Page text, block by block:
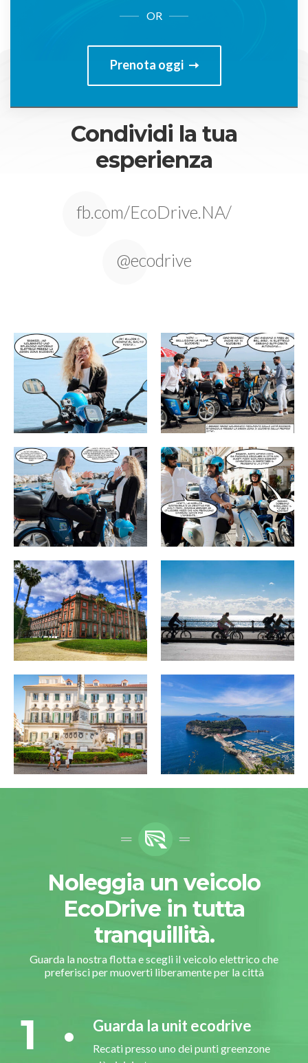
OR
Prenota oggi
Condividi la tua
esperienza
fb.com/EcoDrive.NA/
@ecodrive
Noleggia un veicolo
EcoDrive in tutta
tranquillità.
Guarda la nostra flotta e scegli il veicolo elettrico che
preferisci per muoverti liberamente per la città
1 Guarda la unit ecodrive
Recati presso uno dei punti greenzone